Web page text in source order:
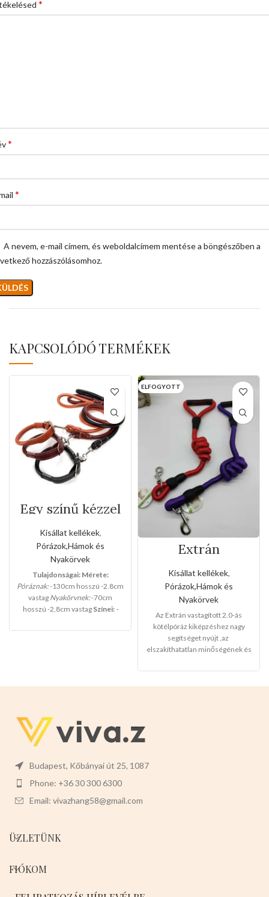
*
*
*
A nevem, e-mail címem, és weboldalcímem mentése a böngészőben a
hozzászólásomhoz.
KAPCSOLÓDÓ TERMÉKEK
Egy színű kézzel
varrott bőr póráz
és nyakörv
szett(Nagy
méret)
Kisállat kellékek,
Pórázok,Hámok és
Nyakörvek
Tulajdonságai: Mérete:
Póráznak:-130cm hosszú -2.8cm
vastag Nyakörvnek:-70cm
hosszú -2,8cm vastag Színei: -
ELFOGYOTT
Extrán
kötélpóráz
Kisállat kellékek,
Pórázok,Hámok és
Nyakörvek
Az Extrán vastagított 2.0-ás
kötélpóráz kiképzéshez nagy
segítséget nyújt ,az
elszakíthatatlan minőségének és
köszönhetően a kedvencek
Budapest, Kőbányai út 25, 1087
Phone: +36 30 300 6300
Email: vivazhang58@gmail.com
ÜZLETÜNK
FIÓKOM